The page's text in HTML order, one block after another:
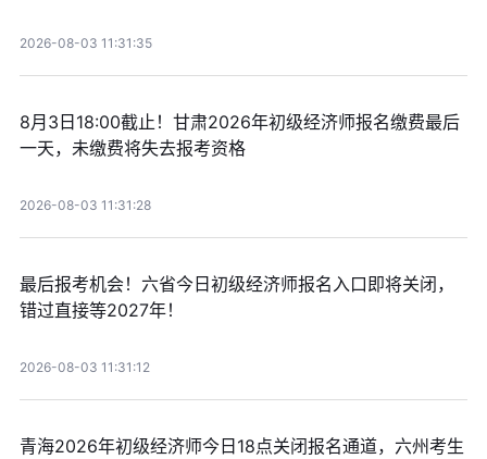
2026-08-03 11:31:35
8月3日18:00截止！甘肃2026年初级经济师报名缴费最后
一天，未缴费将失去报考资格
2026-08-03 11:31:28
最后报考机会！六省今日初级经济师报名入口即将关闭，
错过直接等2027年！
2026-08-03 11:31:12
青海2026年初级经济师今日18点关闭报名通道，六州考生